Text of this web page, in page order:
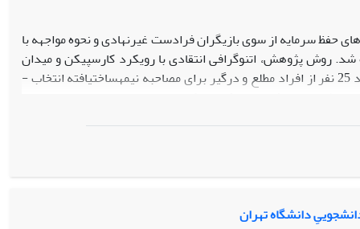
حفظ سرمایه از سوی بازیگران فرادست غیرنهادی و نحوه مواجهه با
شد. روش پژوهش، اتنوگرافی انتقادی با رویکرد کارسپیکن و میدان
مورد مطالعه منطقه مرزی بانه است که با نمونه­گیری هدفمند و به شیوه گلوله‌ برفی تعداد 25 نفر از افراد مطلع و درگیر برای مصاحبه نیمه­ساخت­یافته انتخاب ­
طرح­ریزی یک سویه فرایند کولبری، غیاب عاملیت جمعی، توزیع
شایسته­نمایی و طبیعی­نمایی موقعیت، رویت ناپذیری، شکستن
بعنوان اصلی­ترین تاکتیک بقا، به انحاء مختلف با بازسازی
کولبری، موجه سازی و مبارزه منفی در تکمیل چرخه مناسبات
در میدان تجارت مرزی میان گروه­های فرودست با سایر گروه­ها را در
دانشگاه تهران